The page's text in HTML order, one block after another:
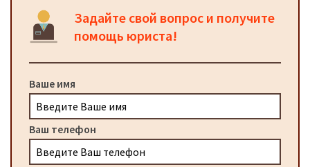
Задайте свой вопрос и получите
помощь юриста!
Ваше имя
Ваш телефон